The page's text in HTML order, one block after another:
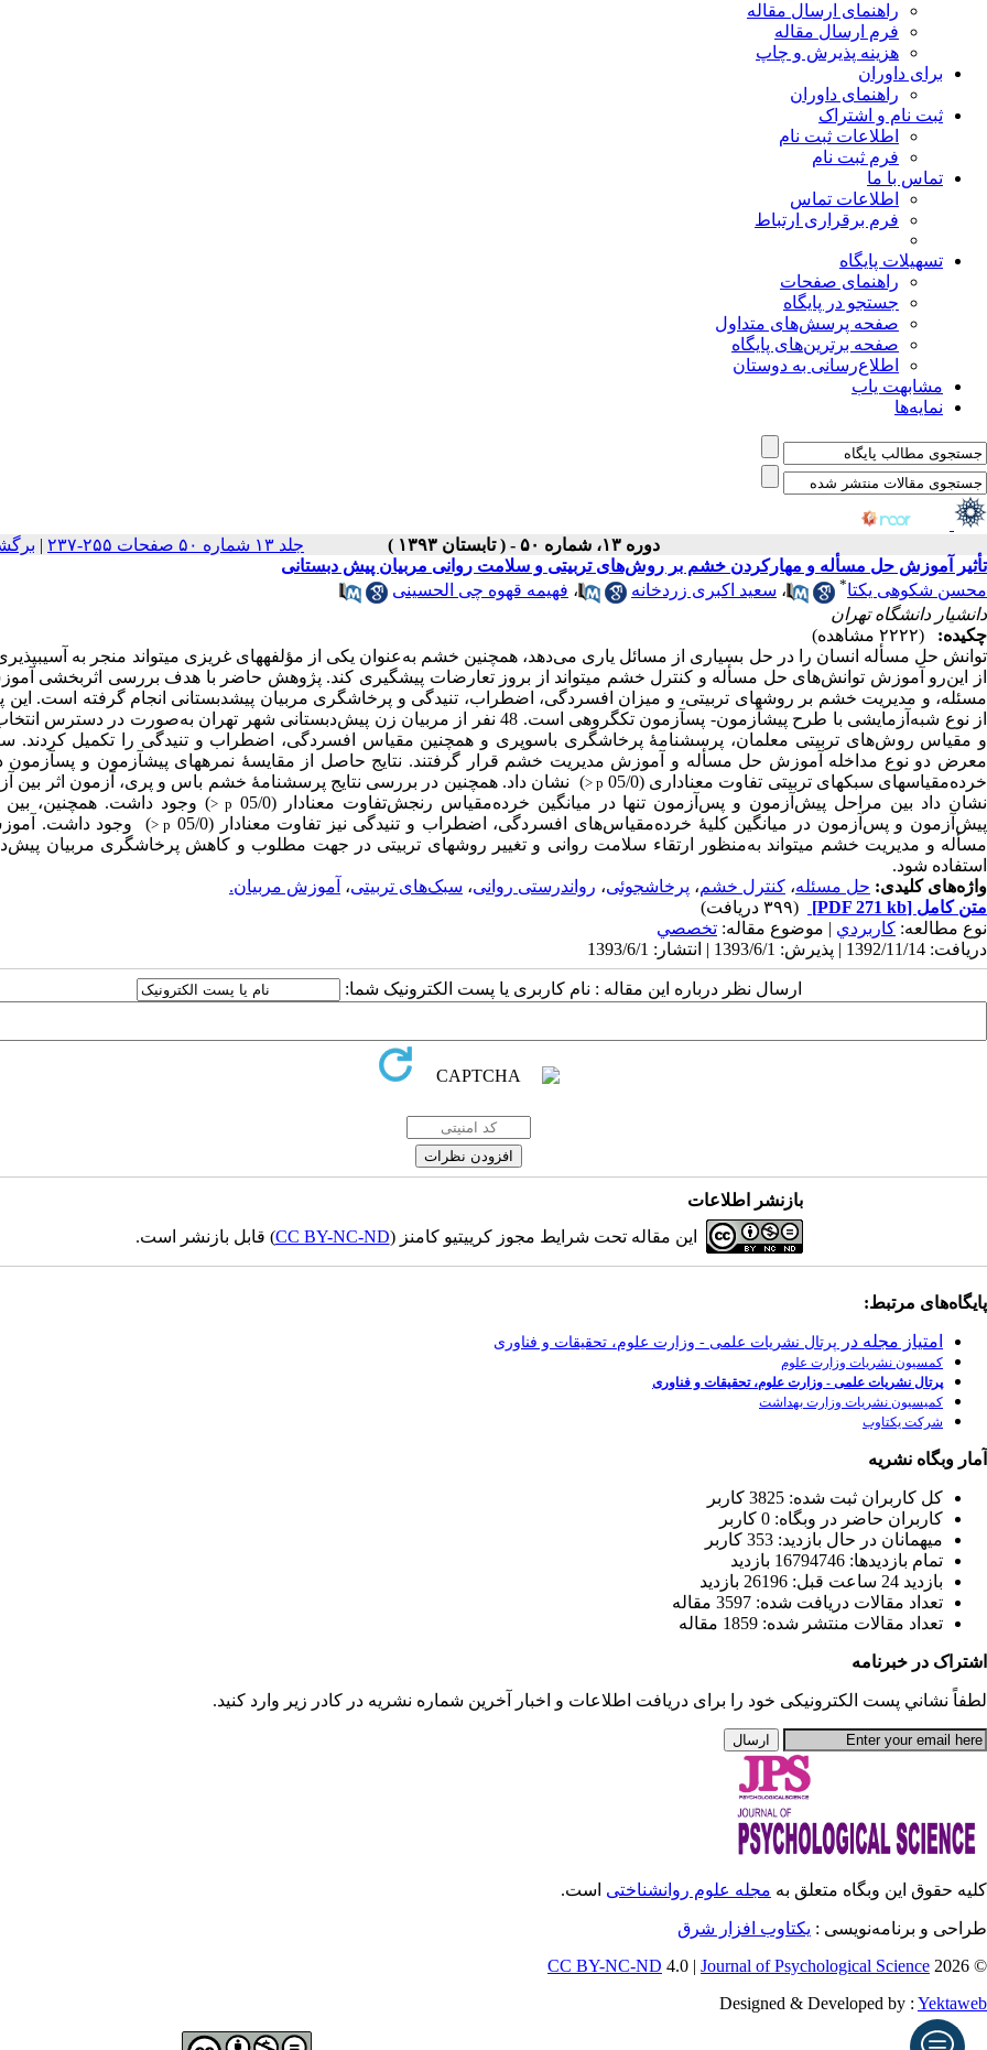
راهنمای ارسال مقاله
فرم ارسال مقاله
هزینه پذیرش و چاپ
برای داوران
راهنمای داوران
ثبت نام و اشتراک
اطلاعات ثبت نام
فرم ثبت نام
تماس با ما
اطلاعات تماس
فرم برقراری ارتباط
تسهیلات پایگاه
راهنمای صفحات
جستجو در پایگاه
صفحه پرسش‌های متداول
صفحه برترین‌های پایگاه
اطلاع‌رسانی به دوستان
مشابهت یاب
نمایه‌ها
دوره ۱۳، شماره ۵۰ - ( تابستان ۱۳۹۳ ) جلد ۱۳ شماره ۵۰ صفحات ۲۵۵-۲۳۷ |
تأثیر آموزش حل مسأله و مهارکردن خشم بر روش‌های تربیتی و سلامت روانی مربیان پیش دبستانی
محسن شکوهی یکتا* ، سعید اکبری زردخانه ، فهیمه قهوه چی الحسینی
دانشیار دانشگاه تهران
چکیده:
(۲۲۲۲ مشاهده)
توانش حل مسأله انسان را در حل بسیاری از مسائل یاری می‌دهد، همچنین خشم به‌عنوان یکی از مؤلفه­های غریزی می­تواند منجر به
از این‌رو آموزش توانش‌های حل مسأله و کنترل خشم می­تواند از بروز تعارضات پیشگیری کند. پژوهش حاضر با هدف بررسی اثربخشی
مسئله، و مدیریت خشم بر روش­های تربیتی، و میزان افسردگی، اضطراب، تنیدگی و پرخاشگری مربیان پیش­دبستانی انجام گرفته است.
از نوع شبه‌آزمایشی با طرح پیش­آزمون- پس­آزمون تک­گروهی است. 48 نفر از مربیان زن پیش‌دبستانی شهر تهران به‌صورت در ­دسترس
و مقیاس روش‌های تربیتی معلمان، پرسش­نامۀ پرخاشگری باسوپری و همچنین مقیاس افسردگی، اضطراب و تنیدگی را تکمیل کردند.
معرض دو نوع مداخله آموزش حل مسأله و آموزش مدیریت خشم قرار گرفتند. نتایج حاصل از مقایسۀ نمره­های پیش­آزمون و پس­آزمون
خرده­‌مقیاس­های سبک­های تربیتی تفاوت معناداری (05/0
p <
) نشان داد. همچنین در بررسی نتایج پرسشنامۀ خشم باس و پری، آزمون اثر بین
نشان داد بین مراحل پیش‌آزمون و پس‌آزمون تنها در میانگین خرده‌مقیاس‌ رنجش‌تفاوت معنادار (05/0
p <
) وجود داشت. همچنین، بین
پیش‌آزمون و پس‌آزمون در میانگین کلیۀ خرده‌مقیاس‌های افسردگی، اضطراب و تنیدگی نیز تفاوت معنادار (05/0 p < ) وجود داشت.
مسأله و مدیریت خشم می­تواند به‌منظور
ارتقاء سلامت روانی و تغییر روش­های تربیتی در جهت مطلوب و کاهش پرخاشگری مربیان
استفاده شود.
واژه‌های کلیدی: حل مسئله، کنترل خشم، پرخاشجوئی، رواندرستی روانی، سبک‌های تربیتی، آموزش مربیان.
متن کامل [PDF 271 kb]
(۳۹۹ دریافت)
نوع مطالعه: كاربردي | موضوع مقاله: تخصصي
دریافت: 1392/11/14 | پذیرش: 1393/6/1 | انتشار: 1393/6/1
ارسال نظر درباره این مقاله : نام کاربری یا پست الکترونیک شما:
بازنشر اطلاعات
این مقاله تحت شرایط مجوز کرییتیو کامنز (CC BY-NC-ND) قابل بازنشر است.
پایگاه‌های مرتبط:
امتیاز مجله در پرتال نشریات علمی - وزارت علوم، تحقیقات و فناوری
کمسیون نشریات وزارت علوم
پرتال نشریات علمی - وزارت علوم، تحقیقات و فناوری
کمیسیون نشریات وزارت بهداشت
شرکت یکتاوب
آمار وبگاه نشریه
كل کاربران ثبت شده: 3825 کاربر
کاربران حاضر در وبگاه: 0 کاربر
ميهمانان در حال بازديد: 353 کاربر
تمام بازديد‌ها: 16794746 بازدید
بازديد 24 ساعت قبل: 26196 بازدید
تعداد مقالات دریافت شده: 3597 مقاله
تعداد مقالات منتشر شده: 1859 مقاله
اشتراک در خبرنامه
لطفاً نشاني پست الكترونيكی خود را برای دريافت اطلاعات و اخبار آخرین شماره نشریه در كادر زير وارد كنيد.
کلیه حقوق این وبگاه متعلق به مجله علوم روانشناختی است.
طراحی و برنامه‌نویسی : یکتاوب افزار شرق
© 2026
CC BY-NC-ND 4.0 | Journal of Psychological Science
Designed & Developed by : Yektaweb